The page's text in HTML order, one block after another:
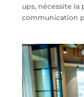
ups, nécessite la
communication